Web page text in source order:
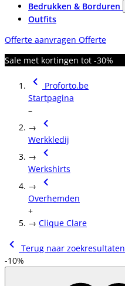
Bedrukken & Borduren
Outfits
Offerte aanvragen Offerte
Sale met kortingen tot -30%
Proforto.be
Startpagina
–
→
Werkkledij
→
Werkshirts
→
Overhemden
+
→ Clique Clare
Terug naar zoekresultaten
-10%